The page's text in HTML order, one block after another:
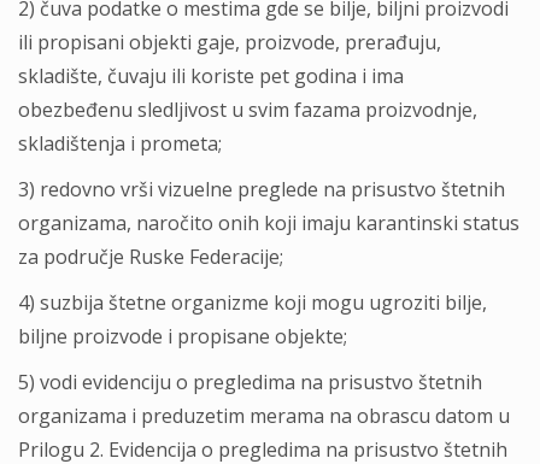
2) čuva podatke o mestima gde se bilјe, bilјni proizvodi
ili propisani objekti gaje, proizvode, prerađuju,
skladište, čuvaju ili koriste pet godina i ima
obezbeđenu sledlјivost u svim fazama proizvodnje,
skladištenja i prometa;
3) redovno vrši vizuelne preglede na prisustvo štetnih
organizama, naročito onih koji imaju karantinski status
za područje Ruske Federacije;
4) suzbija štetne organizme koji mogu ugroziti bilјe,
bilјne proizvode i propisane objekte;
5) vodi evidenciju o pregledima na prisustvo štetnih
organizama i preduzetim merama na obrascu datom u
Prilogu 2. Evidencija o pregledima na prisustvo štetnih